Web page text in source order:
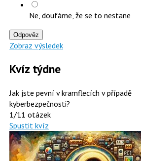
Ne, doufáme, že se to nestane
Odpověz
Zobraz výsledek
Kvíz týdne
Jak jste pevní v kramflecích v případě
kyberbezpečnosti?
1/11 otázek
Spustit kvíz